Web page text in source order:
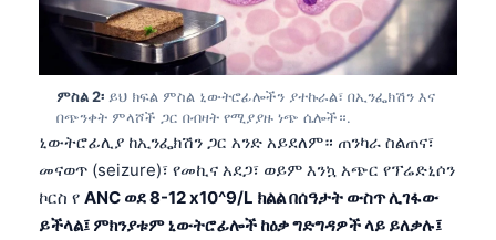
ምስል 2፡ ይህ ክፍል ምስል ኒውትሮፊሎችን ያተኩራል፣ በኢንፌክሽን እና
በጭንቀት ምላሾች ጋር በብዛት የሚያያዙ ነጭ ሴሎች።.
ኒውትሮፊሊያ ከኢንፌክሽን ጋር አንድ አይደለም። ጠንካራ ስልጠና፣
መናወጥ (seizure)፣ የመኪና አደጋ፣ ወይም እንኳ አጭር የፕሬድኒሶን
ኮርስ የ ANC ወደ 8-12 x10^9/L ክልል በሰዓታት ውስጥ ሊገፋው
ይችላል፤ ምክንያቱም ኒውትሮፊሎች ከዕቃ ግድግዳዎች ላይ ይለቃሉ፤